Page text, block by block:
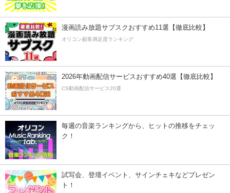
漫画読み放題サブスクおすすめ11選【徹底比較】
オリコン顧客満足度ランキング
2026年動画配信サービスおすすめ40選【徹底比較】
CS動画配信サービス20選
毎週の音楽ランキングから、ヒットの推移をチェッ
ク！
試写会、登壇イベント、サインチェキなどプレゼン
ト！